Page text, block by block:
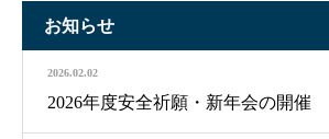
お知らせ
2026.02.02
2026年度安全祈願・新年会の開催